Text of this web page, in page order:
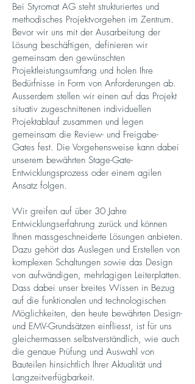
Bei Styromat AG steht strukturiertes und
methodisches Projektvorgehen im Zentrum.
Bevor wir uns mit der Ausarbeitung der
Lösung beschäftigen, definieren wir
gemeinsam den gewünschten
Projektleistungsumfang und holen Ihre
Bedürfnisse in Form von Anforderungen ab.
Ausserdem stellen wir einen auf das Projekt
situativ zugeschnittenen individuellen
Projektablauf zusammen und legen
gemeinsam die Review- und Freigabe-
Gates fest. Die Vorgehensweise kann dabei
unserem bewährten Stage-Gate-
Entwicklungsprozess oder einem agilen
Ansatz folgen.
Wir greifen auf über 30 Jahre
Entwicklungserfahrung zurück und können
Ihnen massgeschneiderte Lösungen anbieten.
Dazu gehört das Auslegen und Erstellen von
komplexen Schaltungen sowie das Design
von aufwändigen, mehrlagigen Leiterplatten.
Dass dabei unser breites Wissen in Bezug
auf die funktionalen und technologischen
Möglichkeiten, den heute bewährten Design-
und EMV-Grundsätzen einfliesst, ist für uns
gleichermassen selbstverständlich, wie auch
die genaue Prüfung und Auswahl von
Bauteilen hinsichtlich Ihrer Aktualität und
Langzeitverfügbarkeit.